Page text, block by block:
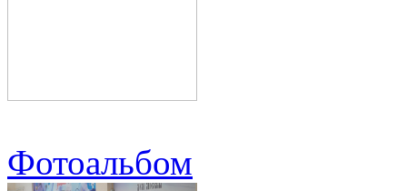
Фотоальбом